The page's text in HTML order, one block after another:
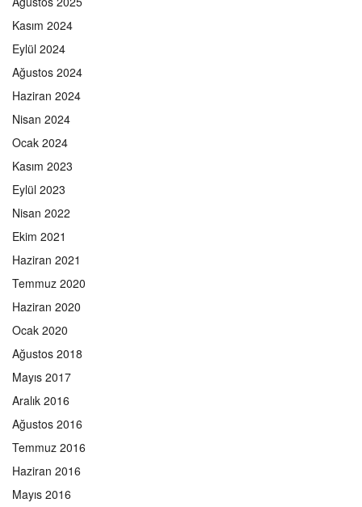
Kasım 2024
Eylül 2024
Ağustos 2024
Haziran 2024
Nisan 2024
Ocak 2024
Kasım 2023
Eylül 2023
Nisan 2022
Ekim 2021
Haziran 2021
Temmuz 2020
Haziran 2020
Ocak 2020
Ağustos 2018
Mayıs 2017
Aralık 2016
Ağustos 2016
Temmuz 2016
Haziran 2016
Mayıs 2016